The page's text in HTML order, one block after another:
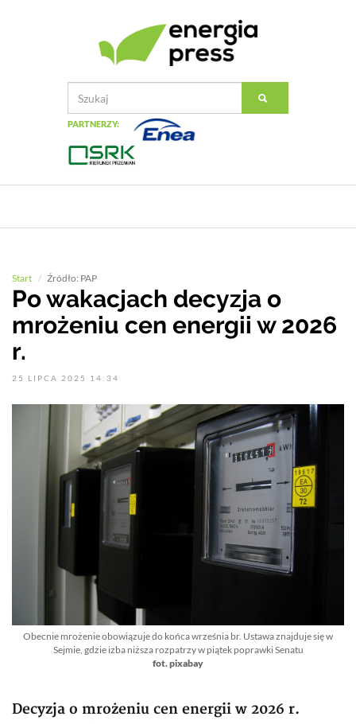
PARTNERZY:
Start Źródło: PAP
Po wakacjach decyzja o
mrożeniu cen energii w 2026
r.
25 LIPCA 2025 14:34
Obecnie mrożenie obowiązuje do końca września br. Ustawa znajduje się w
Sejmie, gdzie izba niższa rozpatrzy w piątek poprawki Senatu
fot. pixabay
Decyzja o mrożeniu cen energii w 2026 r.